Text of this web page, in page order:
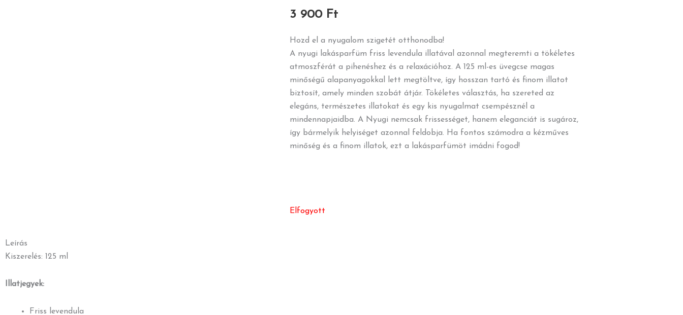
3 900 Ft
Hozd el a nyugalom szigetét otthonodba!
A nyugi lakásparfüm friss levendula illatával azonnal megteremti a tökéletes
atmoszférát a pihenéshez és a relaxációhoz. A 125 ml-es üvegcse magas
minőségű alapanyagokkal lett megtöltve, így hosszan tartó és finom illatot
biztosít, amely minden szobát átjár. Tökéletes választás, ha szereted az
elegáns, természetes illatokat és egy kis nyugalmat csempésznél a
mindennapjaidba. A Nyugi nemcsak frissességet, hanem eleganciát is sugároz,
így bármelyik helyiséget azonnal feldobja. Ha fontos számodra a kézműves
minőség és a finom illatok, ezt a lakásparfümöt imádni fogod!
Elfogyott
Leírás
Kiszerelés: 125 ml
Illatjegyek:
Friss levendula